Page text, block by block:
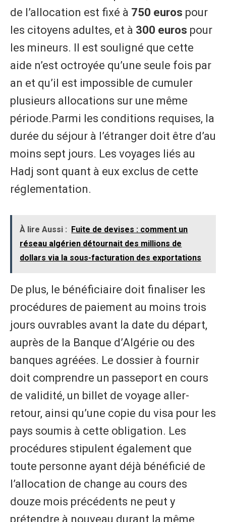
de l’allocation est fixé à 750 euros pour
les citoyens adultes, et à 300 euros pour
les mineurs. Il est souligné que cette
aide n’est octroyée qu’une seule fois par
an et qu’il est impossible de cumuler
plusieurs allocations sur une même
période.Parmi les conditions requises, la
durée du séjour à l’étranger doit être d’au
moins sept jours. Les voyages liés au
Hadj sont quant à eux exclus de cette
réglementation.
À lire Aussi :
Fuite de devises : comment un
réseau algérien détournait des millions de
dollars via la sous-facturation des exportations
De plus, le bénéficiaire doit finaliser les
procédures de paiement au moins trois
jours ouvrables avant la date du départ,
auprès de la Banque d’Algérie ou des
banques agréées. Le dossier à fournir
doit comprendre un passeport en cours
de validité, un billet de voyage aller-
retour, ainsi qu’une copie du visa pour les
pays soumis à cette obligation. Les
procédures stipulent également que
toute personne ayant déjà bénéficié de
l’allocation de change au cours des
douze mois précédents ne peut y
prétendre à nouveau durant la même